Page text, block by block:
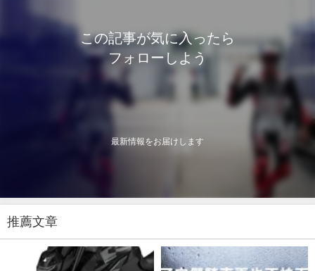
この記事が気に入ったら
フォローしよう
最新情報をお届けします
推薦文章